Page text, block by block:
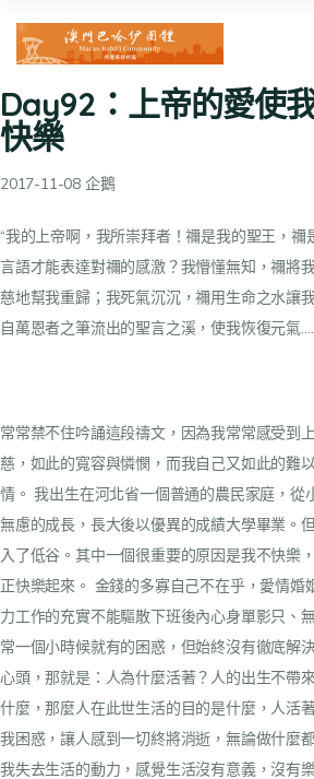
Day92：上帝的愛使
快樂
2017-11-08 企鵝
“我的上帝啊，我所崇拜者！禰是我的聖王，
言語才能表達對禰的感激？我懵懂無知，禰將
慈地幫我重歸；我死氣沉沉，禰用生命之水讓
自萬恩者之筆流出的聖言之溪，使我恢復元氣
常常禁不住吟誦這段禱文，因為我常常感受到
慈，如此的寬容與憐憫，而我自己又如此的難
情。 我出生在河北省一個普通的農民家庭，從
無慮的成長，長大後以優異的成績大學畢業。
入了低谷。其中一個很重要的原因是我不快樂
正快樂起來。 金錢的多寡自己不在乎，愛情婚
力工作的充實不能驅散下班後內心身單影只、
常一個小時候就有的困惑，但始終沒有徹底解
心頭，那就是：人為什麼活著？人的出生不帶
什麼，那麼人在此世生活的目的是什麼，人活
我困惑，讓人感到一切終將消逝，無論做什麼
我失去生活的動力，感覺生活沒有意義，沒有